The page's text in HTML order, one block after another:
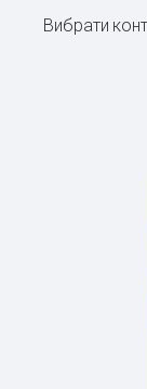
Вибрати